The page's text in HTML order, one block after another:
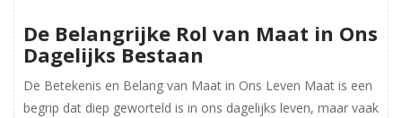
De Belangrijke Rol van Maat in Ons
Dagelijks Bestaan
De Betekenis en Belang van Maat in Ons Leven Maat is een
begrip dat diep geworteld is in ons dagelijks leven, maar vaak